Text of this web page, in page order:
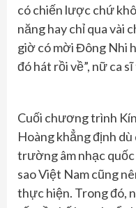
có chiến lược chứ
năng hay chỉ qua vài
giờ có mời Đông Nhi
đó hát rồi về”, nữ ca
Cuối chương trình
Hoàng khẳng định
trường âm nhạc
sao Việt Nam cũng
thực hiện. Trong đó,